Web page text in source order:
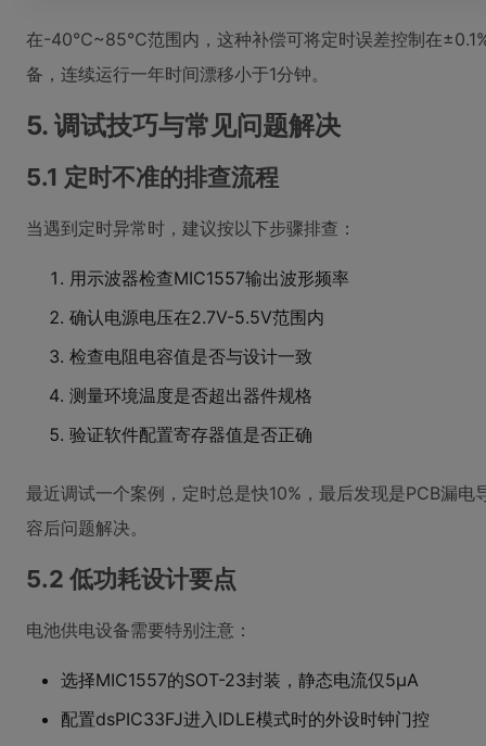
在-40℃~85℃范围内，这种补偿可将定时误差控制在
备，连续运行一年时间漂移小于1分钟。
5. 调试技巧与常见问题解决
5.1 定时不准的排查流程
当遇到定时异常时，建议按以下步骤排查：
用示波器检查MIC1557输出波形频率
确认电源电压在2.7V-5.5V范围内
检查电阻电容值是否与设计一致
测量环境温度是否超出器件规格
验证软件配置寄存器值是否正确
最近调试一个案例，定时总是快10%，最后发现是PCB漏
容后问题解决。
5.2 低功耗设计要点
电池供电设备需要特别注意：
选择MIC1557的SOT-23封装，静态电流仅5μA
配置dsPIC33FJ进入IDLE模式时的外设时钟门控